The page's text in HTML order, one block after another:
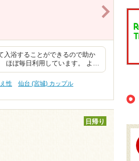
入浴することができるので助か
ほぼ毎日利用しています。 よ…
性
仙台 (宮城) カップル
日帰り